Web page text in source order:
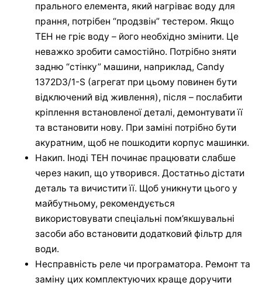
прального елемента, який нагріває воду для
прання, потрібен “продзвін” тестером. Якщо
ТЕН не гріє воду – його необхідно змінити. Це
неважко зробити самостійно. Потрібно зняти
задню “стінку” машини, наприклад, Candy
1372D3/1-S (агрегат при цьому повинен бути
відключений від живлення), після – послабити
кріплення встановленої деталі, демонтувати її
та встановити нову. При заміні потрібно бути
акуратним, щоб не пошкодити корпус машинки.
Накип. Іноді ТЕН починає працювати слабше
через накип, що утворився. Достатньо дістати
деталь та вичистити її. Щоб уникнути цього у
майбутньому, рекомендується
використовувати спеціальні пом’якшувальні
засоби або встановити додатковий фільтр для
води.
Несправність реле чи програматора. Ремонт та
заміну цих комплектуючих краще доручити